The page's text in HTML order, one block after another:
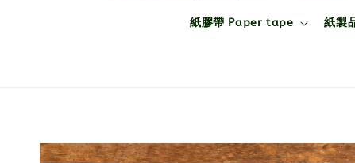
紙膠帶 Paper tape 紙製